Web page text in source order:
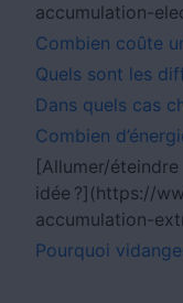
accumulation-
Combien coûte
Quels sont les
Dans quels cas
Combien
[Allumer/
idée ?](https://
accumulation-
Pourquoi